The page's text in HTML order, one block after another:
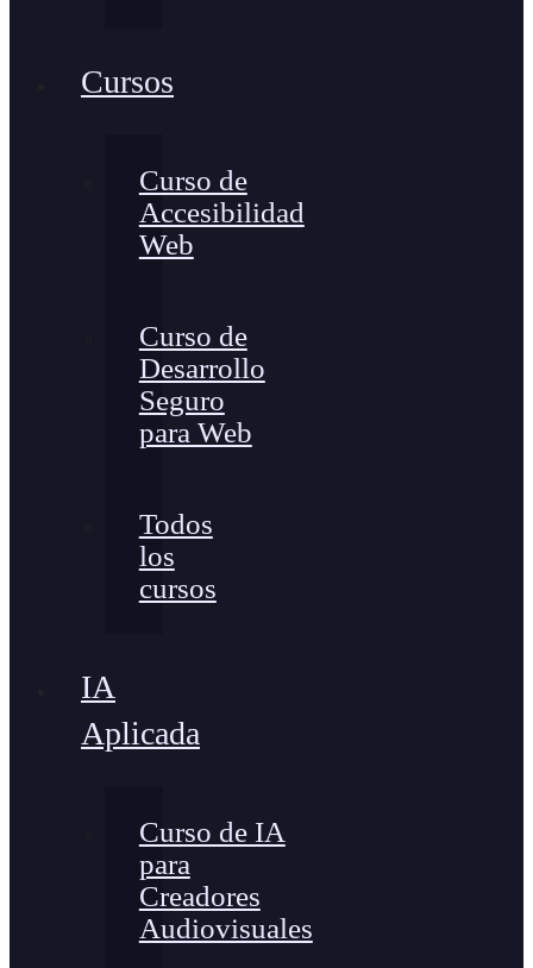
Cursos
Curso de
Accesibilidad
Web
Curso de
Desarrollo
Seguro
para Web
Todos
los
cursos
IA
Aplicada
Curso de IA
para
Creadores
Audiovisuales